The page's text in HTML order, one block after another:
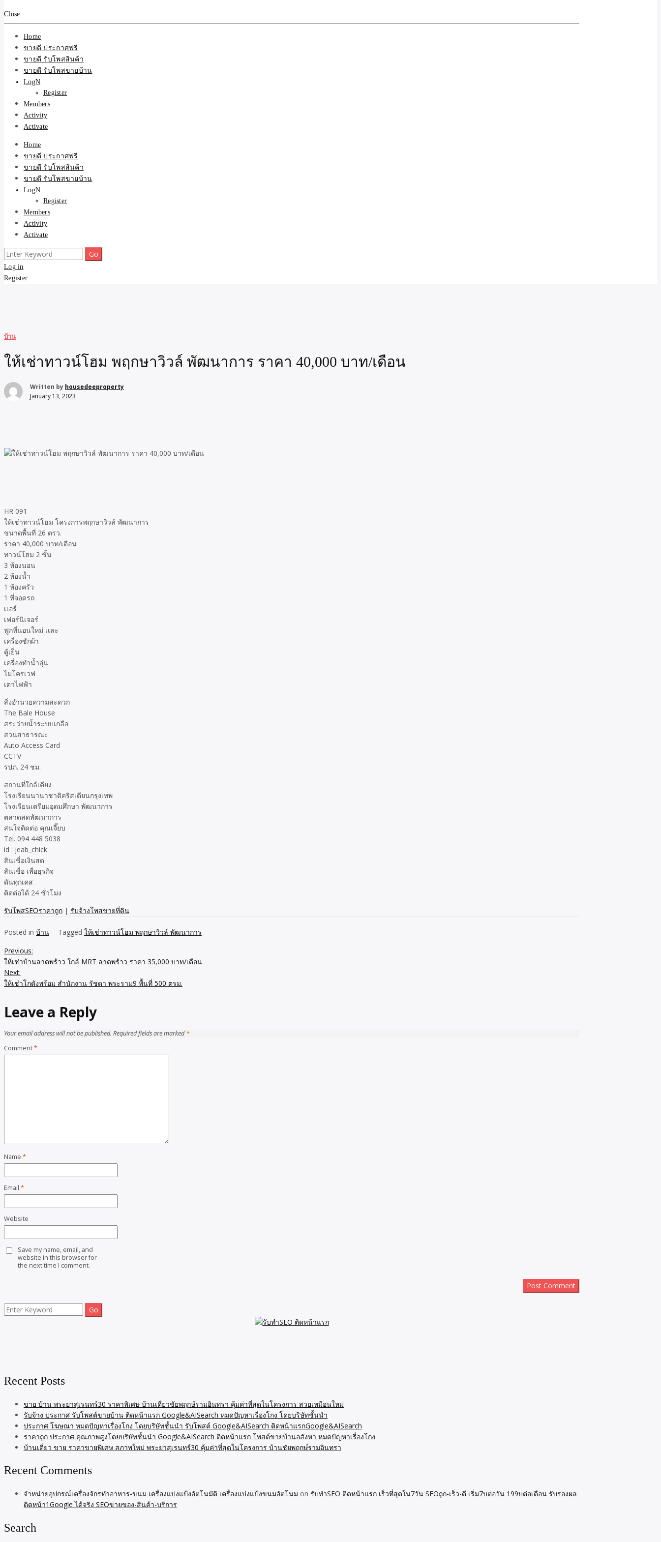
Close
Home
ขายดี ประกาศฟรี
ขายดี รับโพสสินค้า
ขายดี รับโพสขายบ้าน
LogN
Register
Members
Activity
Activate
Home
ขายดี ประกาศฟรี
ขายดี รับโพสสินค้า
ขายดี รับโพสขายบ้าน
LogN
Register
Members
Activity
Activate
Search
for:
Log in
Register
บ้าน
ให้เช่าทาวน์โฮม พฤกษาวิวล์ พัฒนาการ ราคา 40,000 บาท/เดือน
Written by housedeeproperty
January 13, 2023
HR 091
ให้เช่าทาวน์โฮม โครงการพฤกษาวิวล์ พัฒนาการ
ขนาดพื้นที่ 26 ตรว.
ราคา 40,000 บาท/เดือน
ทาวน์โฮม 2 ชั้น
3 ห้องนอน
2 ห้องน้ำ
1 ห้องครัว
1 ที่จอดรถ
เเอร์
เฟอร์นิเจอร์
ฟูกที่นอนใหม่ เเละ
เครื่องซักผ้า
ตู้เย็น
เครื่องทำน้ำอุ่น
ไมโครเวฟ
เตาไฟฟ้า
สิ่งอำนวยความสะดวก
The Bale House
สระว่ายน้ำระบบเกลือ
สวนสาธารณะ
Auto Access Card
CCTV
รปภ. 24 ชม.
สถานที่ใกล้เคียง
โรงเรียนนานาชาติคริสเตียนกรุงเทพ
โรงเรียนเตรียมอุดมศึกษา พัฒนาการ
ตลาดสดพัฒนาการ
สนใจติดต่อ คุณเจี๊ยบ
Tel. 094 448 5038
id : jeab_chick
สินเชื่อเงินสด
สินเชื่อ เพื่อธุรกิจ
ดันทุกเคส
ติดต่อได้ 24 ชั่วโมง
รับโพสSEOราคาถูก | รับจ้างโพสขายที่ดิน
Posted in บ้าน Tagged ให้เช่าทาวน์โฮม พฤกษาวิวล์ พัฒนาการ
Post
navigation
Previous:
ให้เช่าบ้านลาดพร้าว ใกล้ MRT ลาดพร้าว ราคา 35,000 บาท/เดือน
Next:
ให้เช่าโกดังพร้อม สำนักงาน รัชดา พระราม9 พื้นที่ 500 ตรม.
Leave a Reply
Your email address will not be published. Required fields are marked*
Comment*
Name *
Email *
Website
Save my name, email, and
website in this browser for
the next time I comment.
Search
for:
Recent Posts
ขาย บ้าน พระยาสุเรนทร์30 ราคาพิเศษ บ้านเดี่ยวชัยพฤกษ์รามอินทรา คุ้มค่าที่สุดในโครงการ สวยเหมือนใหม่
รับจ้าง ประกาศ รับโพสต์ขายบ้าน ติดหน้าแรก Google&AISearch หมดปัญหาเรื่องโกง โดยบริษัทชั้นนำ
ประกาศ โฆษณา หมดปัญหาเรื่องโกง โดยบริษัทชั้นนำ รับโพสต์ Google&AISearch ติดหน้าแรกGoogle&AISearch
ราคาถูก ประกาศ คุณภาพสูงโดยบริษัทชั้นนำ Google&AISearch ติดหน้าแรก โพสต์ขายบ้านอสังหา หมดปัญหาเรื่องโกง
บ้านเดี่ยว ขาย ราคาขายพิเศษ สภาพใหม่ พระยาสุเรนทร์30 คุ้มค่าที่สุดในโครงการ บ้านชัยพฤกษ์รามอินทรา
Recent Comments
จำหน่ายอุปกรณ์เครื่องจักรทำอาหาร-ขนม เครื่องแบ่งแป้งอัตโนมัติ เครื่องแบ่งแป้งขนมอัตโนม on รับทำSEO ติดหน้าแรก เร็วที่สุดใน7วัน SEOถูก-เร็ว-ดี เริ่ม7บต่อวัน 199บต่อเดือน รับรองผล
ติดหน้า1Google ได้จริง SEOขายของ-สินค้า-บริการ
Search